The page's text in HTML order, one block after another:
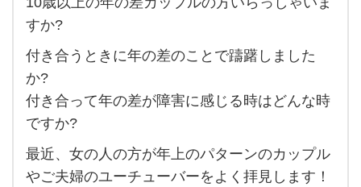
の
カ
ッ
プ
ル
に
すか?
付き合うときに年の差のことで躊躇しました
か?
付き合って年の差が障害に感じる時はどんな時
ですか?
最近、女の人の方が年上のパターンのカップル
やご夫婦のユーチューバーをよく拝見します！